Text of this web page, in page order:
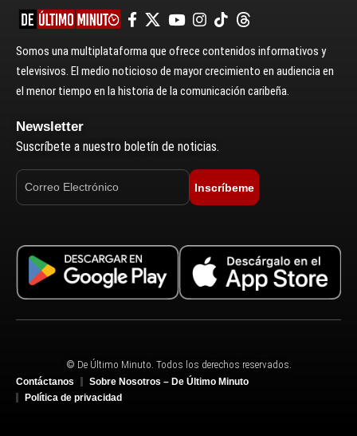
Somos una multiplataforma que ofrece contenidos informativos y
televisivos. El medio noticioso de mayor crecimiento en audiencia en
el menor tiempo en la historia de la comunicación caribeña.
Newsletter
Suscríbete a nuestro boletín de noticias.
Inscríbeme
© De Último Minuto. Todos los derechos reservados.
Contáctanos
Sobre Nosotros – De Último Minuto
Política de privacidad